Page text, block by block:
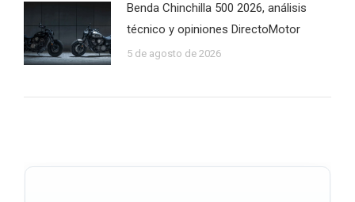
Benda Chinchilla 500 2026, análisis
técnico y opiniones DirectoMotor
5 de agosto de 2026